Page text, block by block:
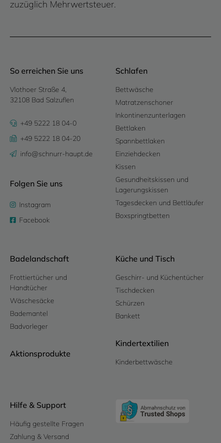
zuzüglich Mehrwertsteuer.
So erreichen Sie uns
Vlothoer Straße 4,
32108 Bad Salzuflen
+49 5222 18 04-0
+49 5222 18 04-20
info@schnurr-haupt.de
Folgen Sie uns
Instagram
Facebook
Schlafen
Bettwäsche
Matratzenschoner
Inkontinenzunterlagen
Bettlaken
Spannbettlaken
Einziehdecken
Kissen
Gesundheitskissen und
Lagerungskissen
Tagesdecken und Bettläufer
Boxspringtbetten
Badelandschaft
Frottiertücher und
Handtücher
Wäschesäcke
Bademantel
Badvorleger
Aktionsprodukte
Küche und Tisch
Geschirr- und Küchentücher
Tischdecken
Schürzen
Bankett
Kindertextilien
Kinderbettwäsche
Hilfe & Support
Häufig gestellte Fragen
Zahlung & Versand